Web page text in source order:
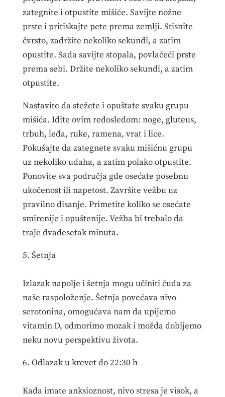
zategnite i otpustite mišiće. Savijte nožne
prste i pritiskajte pete prema zemlji. Stisnite
čvrsto, zadržite nekoliko sekundi, a zatim
opustite. Sada savijte stopala, povlačeći prste
prema sebi. Držite nekoliko sekundi, a zatim
otpustite.
Nastavite da stežete i opuštate svaku grupu
mišića. Idite ovim redosledom: noge, gluteus,
trbuh, leđa, ruke, ramena, vrat i lice.
Pokušajte da zategnete svaku mišićnu grupu
uz nekoliko udaha, a zatim polako otpustite.
Ponovite sva područja gde osećate posebnu
ukočenost ili napetost. Završite vežbu uz
pravilno disanje. Primetite koliko se osećate
smirenije i opuštenije. Vežba bi trebalo da
traje dvadesetak minuta.
5. Šetnja
Izlazak napolje i šetnja mogu učiniti čuda za
naše raspoloženje. Šetnja povećava nivo
serotonina, omogućava nam da upijemo
vitamin D, odmorimo mozak i možda dobijemo
neku novu perspektivu života.
6. Odlazak u krevet do 22:30 h
Kada imate anksioznost, nivo stresa je visok, a